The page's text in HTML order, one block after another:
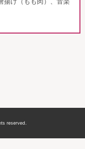
reserved.